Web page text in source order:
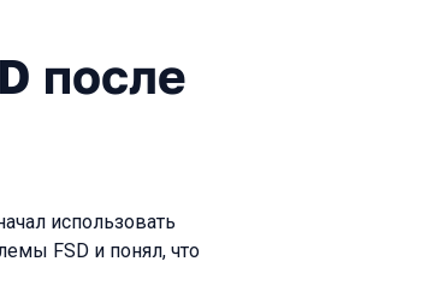
3 лет использования
после
использовать
FSD и понял, что